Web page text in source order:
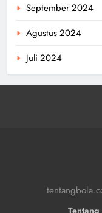
September 2024
Agustus 2024
Juli 2024
Tentang